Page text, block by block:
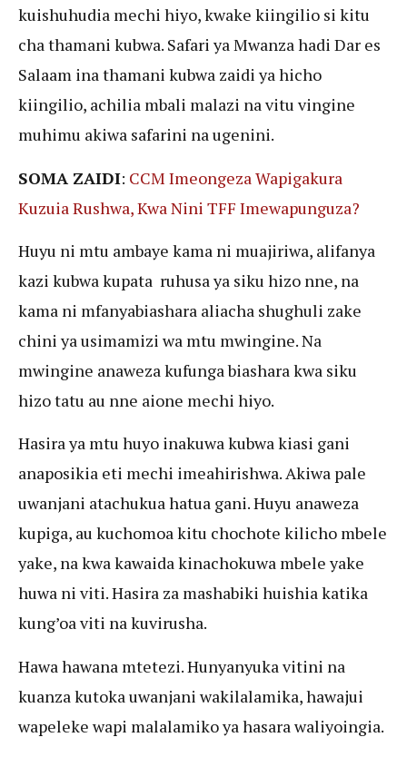
kuishuhudia mechi hiyo, kwake kiingilio si kitu
cha thamani kubwa. Safari ya Mwanza hadi Dar es
Salaam ina thamani kubwa zaidi ya hicho
kiingilio, achilia mbali malazi na vitu vingine
muhimu akiwa safarini na ugenini.
SOMA ZAIDI: CCM Imeongeza Wapigakura
Kuzuia Rushwa, Kwa Nini TFF Imewapunguza?
Huyu ni mtu ambaye kama ni muajiriwa, alifanya
kazi kubwa kupata ruhusa ya siku hizo nne, na
kama ni mfanyabiashara aliacha shughuli zake
chini ya usimamizi wa mtu mwingine. Na
mwingine anaweza kufunga biashara kwa siku
hizo tatu au nne aione mechi hiyo.
Hasira ya mtu huyo inakuwa kubwa kiasi gani
anaposikia eti mechi imeahirishwa. Akiwa pale
uwanjani atachukua hatua gani. Huyu anaweza
kupiga, au kuchomoa kitu chochote kilicho mbele
yake, na kwa kawaida kinachokuwa mbele yake
huwa ni viti. Hasira za mashabiki huishia katika
kung’oa viti na kuvirusha.
Hawa hawana mtetezi. Hunyanyuka vitini na
kuanza kutoka uwanjani wakilalamika, hawajui
wapeleke wapi malalamiko ya hasara waliyoingia.